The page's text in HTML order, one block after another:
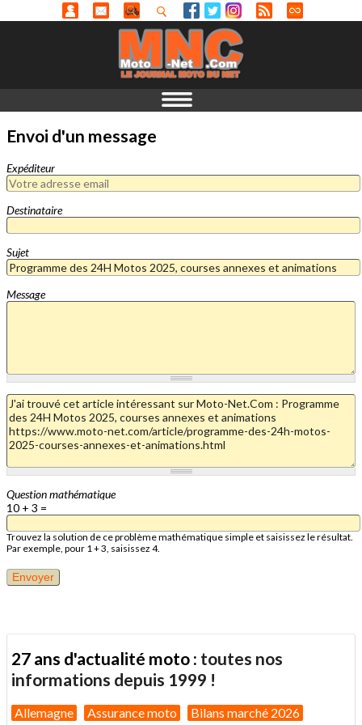
Envoi d'un message
Expéditeur
Destinataire
Sujet
Message
Question mathématique
10 + 3 =
Trouvez la solution de ce problème mathématique simple et saisissez le résultat.
Par exemple, pour 1 + 3, saisissez 4.
27 ans d'actualité moto : toutes nos
informations depuis 1999 !
Allemagne Assurance moto Bilans marché 2026